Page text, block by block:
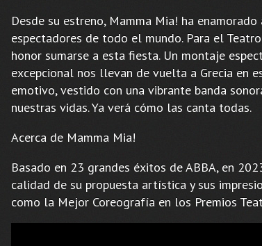
Desde su estreno, Mamma Mia! ha
espectadores de todo el mundo. Para el
honor sumarse a esta fiesta. Un montaje
excepcional nos llevan de vuelta a Grecia en
emotivo, vestido con una vibrante banda
nuestras vidas. Ya verá cómo las canta todas.
Acerca de Mamma Mia!
Basado en 23 grandes éxitos de ABBA, en
calidad de su propuesta artística y sus
como la Mejor Coreografía en los Premios